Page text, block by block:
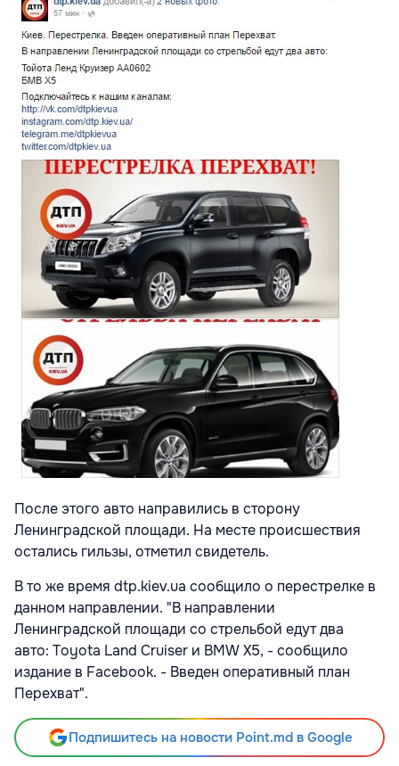
После этого авто направились в сторону
Ленинградской площади. На месте происшествия
остались гильзы, отметил свидетель.
В то же время dtp.kiev.ua сообщило о перестрелке в
данном направлении. "В направлении
Ленинградской площади со стрельбой едут два
авто: Toyota Land Cruiser и BMW Х5, - сообщило
издание в Facebook. - Введен оперативный план
Перехват".
Подпишитесь на новости Point.md в Google